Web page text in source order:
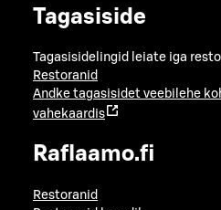
Tagasiside
Tagasisidelingid leiate iga
Restoranid
Andke tagasisidet veebilehe
vahekaardis
Raflaamo.fi
Restoranid